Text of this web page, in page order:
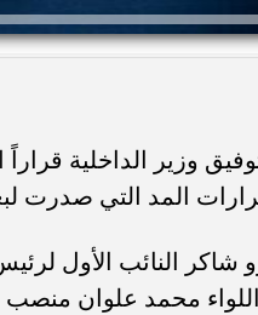
وزير الداخلية
المد التي صدرت
شاكر النائب الأول
محمد علوان منصب